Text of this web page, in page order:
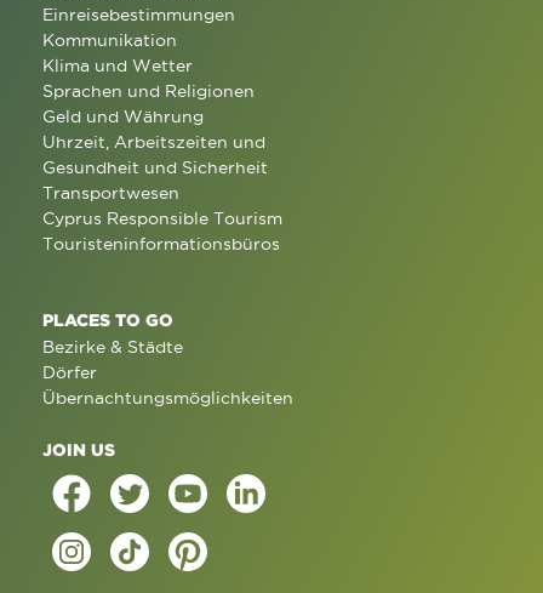
Einreisebestimmungen
Kommunikation
Klima und Wetter
Sprachen und Religionen
Geld und Währung
Uhrzeit, Arbeitszeiten und
Gesundheit und Sicherheit
Transportwesen
Cyprus Responsible Tourism
Touristeninformationsbüros
PLACES TO GO
Bezirke & Städte
Dörfer
Übernachtungsmöglichkeiten
JOIN US